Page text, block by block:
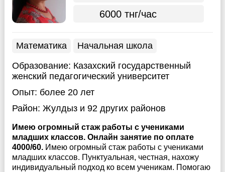
6000 тнг/час
Математика
Начальная школа
Образование: Казахский государственный
женский педагогический университет
Опыт: более 20 лет
Район: Жулдызи 92 других районов
Имею огромный стаж работы с учениками
младших классов. Онлайн занятие по оплате
4000/60. Имею огромный стаж работы с учениками
младших классов. Пунктуальная, честная, нахожу
индивидуальный подход ко всем ученикам. Помогаю